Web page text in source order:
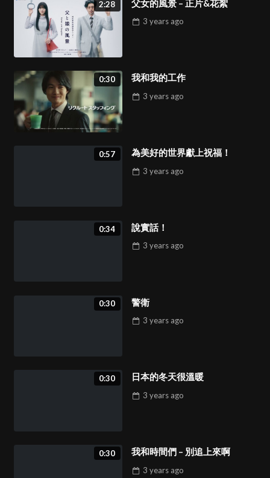
2:28 父女的風景 – 正片&花絮
3 years ago
0:30 我和我的工作
3 years ago
0:57 為美好的世界獻上祝福！
3 years ago
0:34 說實話！
3 years ago
0:30 警衛
3 years ago
0:30 日本的冬天很溫暖
3 years ago
0:30 我和時間們 – 別追上來啊
3 years ago